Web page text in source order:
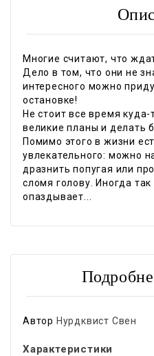
Многие считают, что
Дело в том, что они не
интересного можно
остановке!
Не стоит все время
великие планы и делать
Помимо этого в жизни
увлекательного: можно
дразнить попугая или
сломя голову. Иногда
опаздывает...
Автор Нурдквист Свен
Характеристики